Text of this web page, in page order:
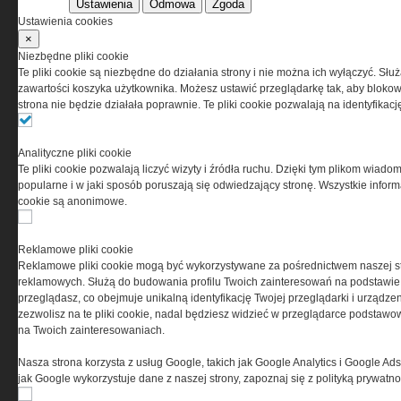
Korzystanie z portalu jest równoznaczne
przez Grupa MEDIUM Spółka z ograniczoną
odpowiedzialnością Spółka komandytowa, nr KRS:
0000537655, NIP 1132860378, REGON 146393437
(zwana dalej Grupa MEDIUM) w postaci Regulaminu.
Ta witryna wykorzystuje pliki cookies do przechowywania
informacji na Twoim komputerze. Pliki cookies stosujemy
w celu świadczenia usług na najwyższym poziomie,
w tym w sposób dostosowany do indywidualnych potrzeb.
cookies oznacza, że będą one zamieszczane w Twoim
urządzeniu końcowym. W każdym momencie możesz
dokonać zmiany ustawień przeglądarki dotyczących
Ustawienia Odmowa Zgoda
Ustawienia cookies
×
Niezbędne pliki cookie
Te pliki cookie są niezbędne do działania strony i nie można ich wyłączyć.
zawartości koszyka użytkownika. Możesz ustawić przeglądarkę tak, aby
strona nie będzie działała poprawnie. Te pliki cookie pozwalają na
Analityczne pliki cookie
Te pliki cookie pozwalają liczyć wizyty i źródła ruchu. Dzięki tym plikom
popularne i w jaki sposób poruszają się odwiedzający stronę. Wszystkie
cookie są anonimowe.
Reklamowe pliki cookie
Reklamowe pliki cookie mogą być wykorzystywane za pośrednictwem naszej
reklamowych. Służą do budowania profilu Twoich zainteresowań na
przeglądasz, co obejmuje unikalną identyfikację Twojej przeglądarki i
zezwolisz na te pliki cookie, nadal będziesz widzieć w przeglądarce
na Twoich zainteresowaniach.
Nasza strona korzysta z usług Google, takich jak Google Analytics i Google
jak Google wykorzystuje dane z naszej strony, zapoznaj się z polityką